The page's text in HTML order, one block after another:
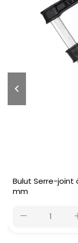
Bulut Serre-joint
mm